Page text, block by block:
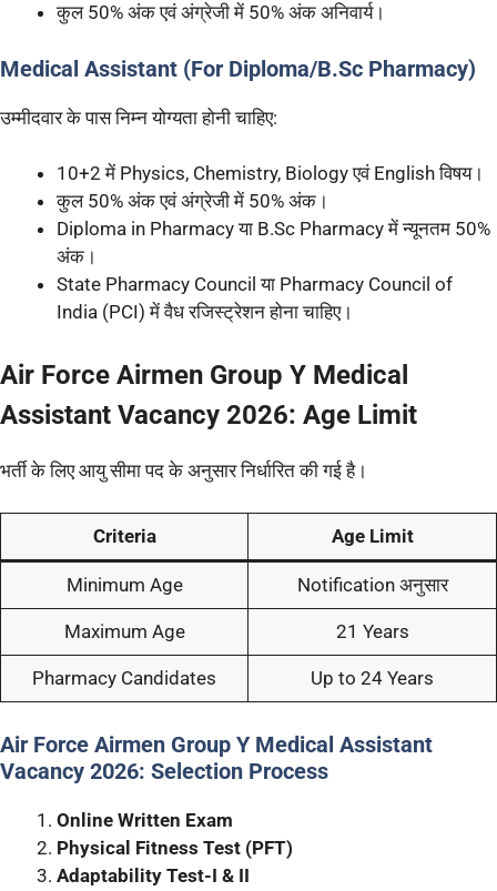
कुल 50% अंक एवं अंग्रेजी में 50% अंक अनिवार्य।
Medical Assistant (For Diploma/B.Sc Pharmacy)
उम्मीदवार के पास निम्न योग्यता होनी चाहिए:
10+2 में Physics, Chemistry, Biology एवं English विषय।
कुल 50% अंक एवं अंग्रेजी में 50% अंक।
Diploma in Pharmacy या B.Sc Pharmacy में न्यूनतम 50%
अंक।
State Pharmacy Council या Pharmacy Council of
India (PCI) में वैध रजिस्ट्रेशन होना चाहिए।
Air Force Airmen Group Y Medical
Assistant Vacancy 2026: Age Limit
भर्ती के लिए आयु सीमा पद के अनुसार निर्धारित की गई है।
Criteria Age Limit
Minimum Age Notification अनुसार
Maximum Age 21 Years
Pharmacy Candidates Up to 24 Years
Air Force Airmen Group Y Medical Assistant
Vacancy 2026: Selection Process
Online Written Exam
Physical Fitness Test (PFT)
Adaptability Test-I & II